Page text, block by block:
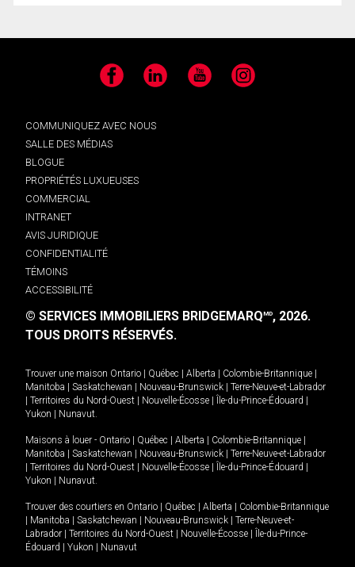
Facebook LinkedIn YouTube Instagram
COMMUNIQUEZ AVEC NOUS
SALLE DES MÉDIAS
BLOGUE
PROPRIÉTÉS LUXUEUSES
COMMERCIAL
INTRANET
AVIS JURIDIQUE
CONFIDENTIALITÉ
TÉMOINS
ACCESSIBILITÉ
© SERVICES IMMOBILIERS BRIDGEMARQMD, 2026.
TOUS DROITS RÉSERVÉS.
Trouver une maison Ontario Québec Alberta Colombie-Britannique
Manitoba
Saskatchewan Nouveau-Brunswick
Terre-Neuve-et-Labrador
Territoires du Nord-Ouest Nouvelle-Écosse Île-du-Prince-Édouard
Yukon
Nunavut.
Maisons à louer - Ontario Québec Alberta Colombie-Britannique
Manitoba
Saskatchewan Nouveau-Brunswick
Terre-Neuve-et-Labrador
Territoires du Nord-Ouest Nouvelle-Écosse Île-du-Prince-Édouard
Yukon
Nunavut.
Trouver des courtiers en Ontario Québec Alberta
Colombie-Britannique
Manitoba Saskatchewan Nouveau-Brunswick
Terre-Neuve-et-
Labrador
Territoires du Nord-Ouest Nouvelle-Écosse
Île-du-Prince-
Édouard
Yukon Nunavut